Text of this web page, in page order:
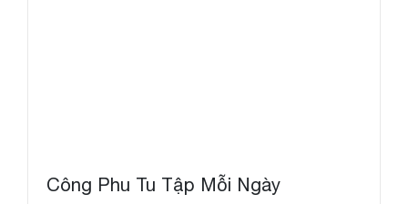
Công Phu Tu Tập Mỗi Ngày